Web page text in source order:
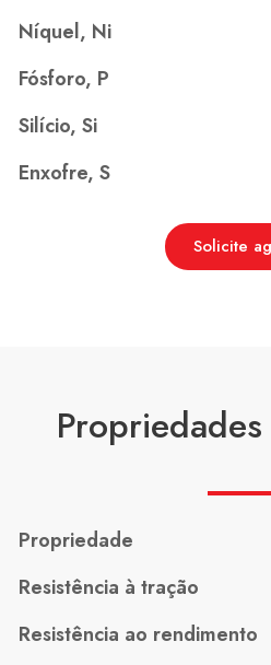
Níquel, Ni
Fósforo, P
Silício, Si
Enxofre, S
Solicite
Propriedade
Resistência à tração
Resistência ao rendimento